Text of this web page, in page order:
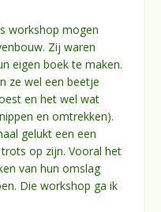
workshop mogen
Zij waren
eigen boek te maken.
ze wel een beetje
en het wel wat
en omtrekken).
gelukt een een
op zijn. Vooral het
van hun omslag
Die workshop ga ik